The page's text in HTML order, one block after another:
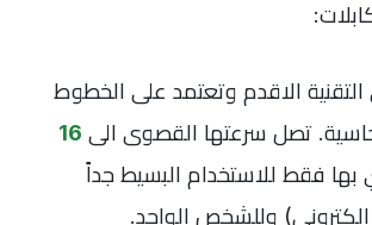
الاقدم وتعتمد على الخطوط
تصل سرعتها القصوى الى 16
فقط للاستخدام البسيط جداً
الكتروني) وللشخص الواحد.